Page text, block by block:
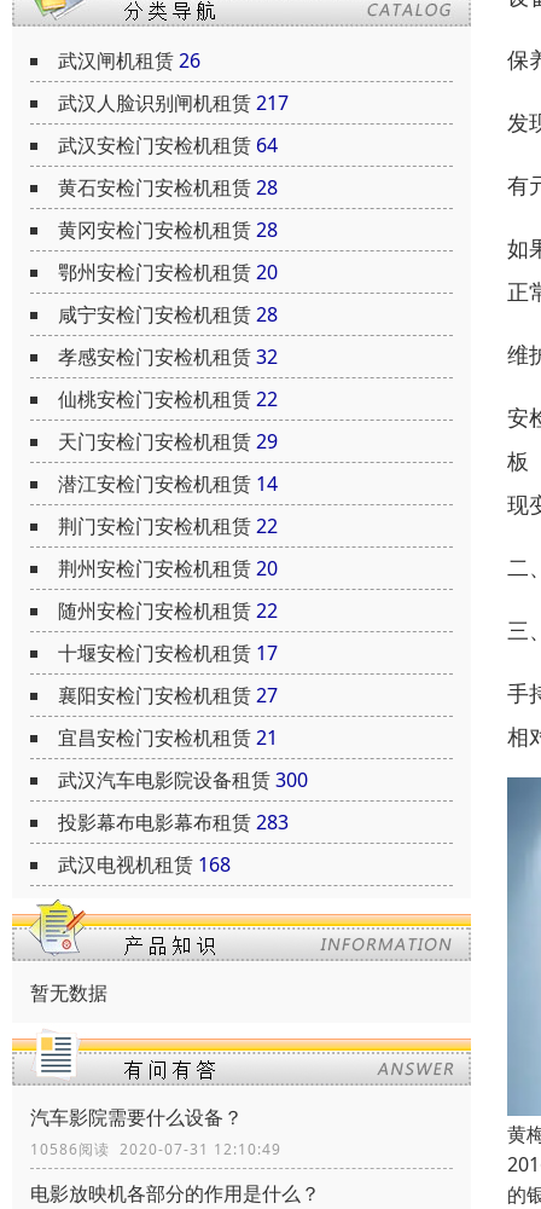
武汉闸机租赁26
武汉人脸识别闸机租赁217
武汉安检门安检机租赁 64
黄石安检门安检机租赁28
黄冈安检门安检机租赁28
鄂州安检门安检机租赁20
咸宁安检门安检机租赁28
孝感安检门安检机租赁32
仙桃安检门安检机租赁22
天门安检门安检机租赁29
潜江安检门安检机租赁 14
荆门安检门安检机租赁22
荆州安检门安检机租赁20
随州安检门安检机租赁22
十堰安检门安检机租赁 17
襄阳安检门安检机租赁27
宜昌安检门安检机租赁21
武汉汽车电影院设备租赁300
投影幕布电影幕布租赁283
武汉电视机租赁 168
暂无数据
汽车影院需要什么设备？
10586阅读 2020-07-31 12:10:49
电影放映机各部分的作用是什么？
保
发
有
如
正
维
安
板
现
二
三
手
相
黄
的